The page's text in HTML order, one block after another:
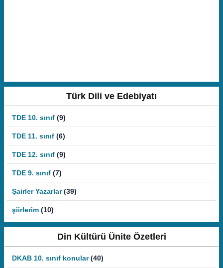
Türk Dili ve Edebiyatı
TDE 10. sınıf (9)
TDE 11. sınıf (6)
TDE 12. sınıf (9)
TDE 9. sınıf (7)
Şairler Yazarlar (39)
şiirlerim (10)
Din Kültürü Ünite Özetleri
DKAB 10. sınıf konular (40)